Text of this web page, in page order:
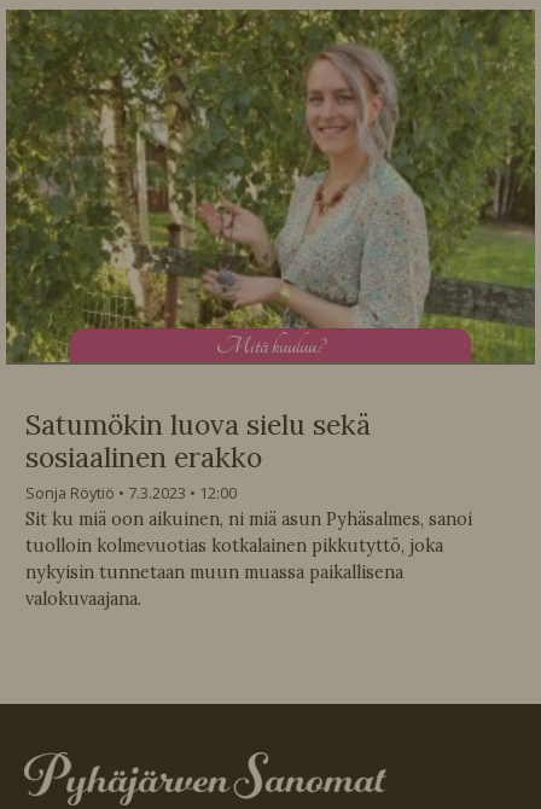
Mitä kuuluu?
Satumökin luova sielu sekä
sosiaalinen erakko
Sonja Röytiö 7.3.2023
12:00
Sit ku miä oon aikuinen, ni miä asun Pyhäsalmes, sanoi
tuolloin kolmevuotias kotkalainen pikkutyttö, joka
nykyisin tunnetaan muun muassa paikallisena
valokuvaajana.